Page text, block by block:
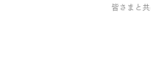
皆さまと